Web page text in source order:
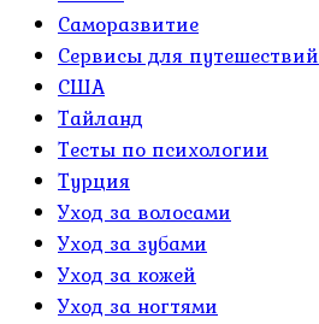
Саморазвитие
Сервисы для путешествий
США
Тайланд
Тесты по психологии
Турция
Уход за волосами
Уход за зубами
Уход за кожей
Уход за ногтями